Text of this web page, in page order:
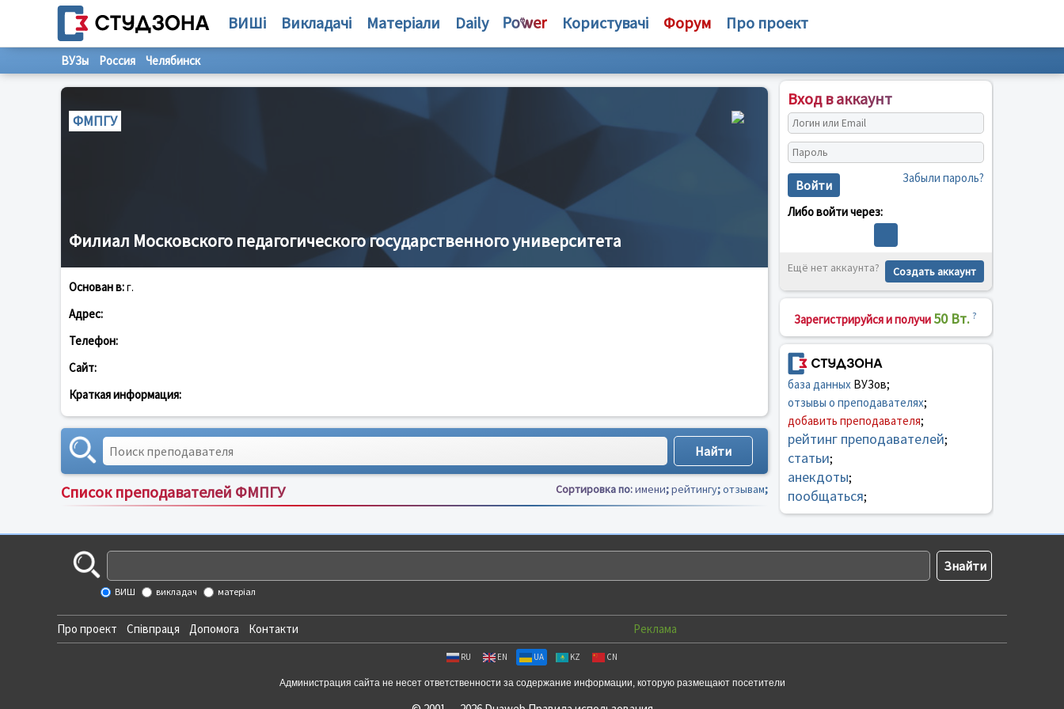
ВИШі Викладачі Матеріали Daily Користувачі Форум Про проект
ВУЗы Россия Челябинск
ФМПГУ
Филиал Московского педагогического государственного университета
Основан в:г.
Адрес:
Телефон:
Сайт:
Краткая информация:
Список преподавателей ФМПГУ Сортировка по:имени;рейтингу;отзывам;
Вход в аккаунт
Войти Забыли пароль?
Либо войти через:
Ещё нет аккаунта? Создать аккаунт
Зарегистрируйся и получи 50 Вт. ?
база данныхВУЗов;
отзывы о преподавателях;
добавить преподавателя;
рейтинг преподавателей;
статьи;
анекдоты;
пообщаться;
ВИШ викладач матеріал
Про проект Співпраця Допомога Контакти Реклама
RU EN UA KZ CN
Администрация сайта не несет ответственности за содержание информации, которую размещают посетители